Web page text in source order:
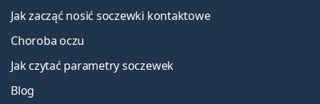
Jak zacząć nosić soczewki kontaktowe
Choroba oczu
Jak czytać parametry soczewek
Blog